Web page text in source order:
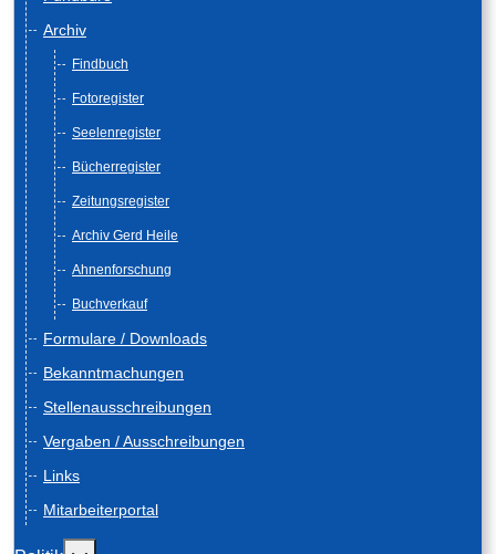
Archiv
Findbuch
Fotoregister
Seelenregister
Bücherregister
Zeitungsregister
Archiv Gerd Heile
Ahnenforschung
Buchverkauf
Formulare / Downloads
Bekanntmachungen
Stellenausschreibungen
Vergaben / Ausschreibungen
Links
Mitarbeiterportal